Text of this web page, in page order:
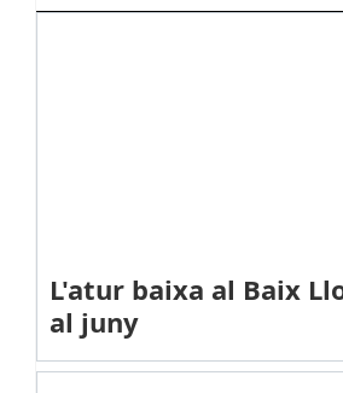
L'atur baixa al Baix
al juny